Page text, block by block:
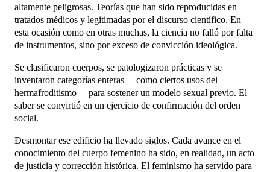
altamente peligrosas. Teorías que han sido reproducidas en
tratados médicos y legitimadas por el discurso científico. En
esta ocasión como en otras muchas, la ciencia no falló por falta
de instrumentos, sino por exceso de convicción ideológica.
Se clasificaron cuerpos, se patologizaron prácticas y se
inventaron categorías enteras —como ciertos usos del
hermafroditismo— para sostener un modelo sexual previo. El
saber se convirtió en un ejercicio de confirmación del orden
social.
Desmontar ese edificio ha llevado siglos. Cada avance en el
conocimiento del cuerpo femenino ha sido, en realidad, un acto
de justicia y corrección histórica. El feminismo ha servido para